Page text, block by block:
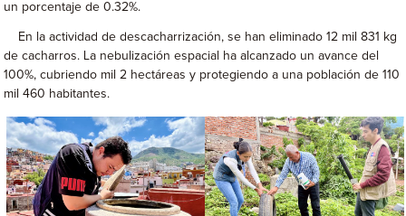
un porcentaje de 0.32%.
En la actividad de descacharrización, se han eliminado 12 mil 831 kg
de cacharros. La nebulización espacial ha alcanzado un avance del
100%, cubriendo mil 2 hectáreas y protegiendo a una población de 110
mil 460 habitantes.